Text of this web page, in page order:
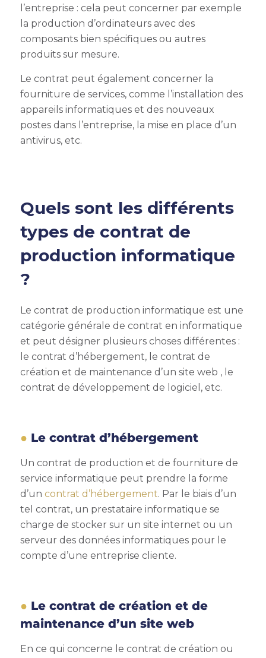
l’entreprise : cela peut concerner par exemple
la production d’ordinateurs avec des
composants bien spécifiques ou autres
produits sur mesure.
Le contrat peut également concerner la
fourniture de services, comme l’installation des
appareils informatiques et des nouveaux
postes dans l’entreprise, la mise en place d’un
antivirus, etc.
Quels sont les différents
types de contrat de
production informatique
?
Le contrat de production informatique est une
catégorie générale de contrat en informatique
et peut désigner plusieurs choses différentes :
le contrat d’hébergement, le contrat de
création et de maintenance d’un site web , le
contrat de développement de logiciel, etc.
Le contrat d’hébergement
Un contrat de production et de fourniture de
service informatique peut prendre la forme
d’un contrat d’hébergement. Par le biais d’un
tel contrat, un prestataire informatique se
charge de stocker sur un site internet ou un
serveur des données informatiques pour le
compte d’une entreprise cliente.
Le contrat de création et de
maintenance d’un site web
En ce qui concerne le contrat de création ou